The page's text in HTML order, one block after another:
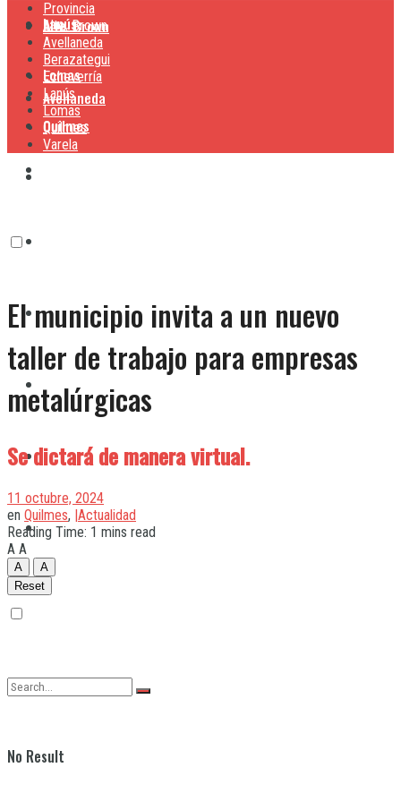
Lanús
Lomas
Quilmes
Alte. Brown
Avellaneda
Lanús
Lomas
Quilmes
Varela
No Result
Provincia
Alte. Brown
Avellaneda
Berazategui
Echeverría
Lanús
Lomas
Quilmes
Varela
El municipio invita a un nuevo
taller de trabajo para empresas
metalúrgicas
Se dictará de manera virtual.
11 octubre, 2024
en Quilmes, |Actualidad
Reading Time: 1 mins read
A A
A
A
Reset